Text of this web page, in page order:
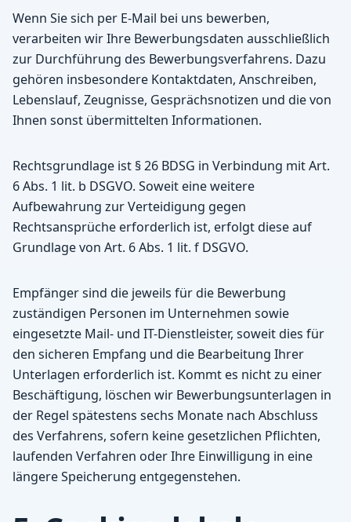
Wenn Sie sich per E-Mail bei uns bewerben,
verarbeiten wir Ihre Bewerbungsdaten ausschließlich
zur Durchführung des Bewerbungsverfahrens. Dazu
gehören insbesondere Kontaktdaten, Anschreiben,
Lebenslauf, Zeugnisse, Gesprächsnotizen und die von
Ihnen sonst übermittelten Informationen.
Rechtsgrundlage ist § 26 BDSG in Verbindung mit Art.
6 Abs. 1 lit. b DSGVO. Soweit eine weitere
Aufbewahrung zur Verteidigung gegen
Rechtsansprüche erforderlich ist, erfolgt diese auf
Grundlage von Art. 6 Abs. 1 lit. f DSGVO.
Empfänger sind die jeweils für die Bewerbung
zuständigen Personen im Unternehmen sowie
eingesetzte Mail- und IT-Dienstleister, soweit dies für
den sicheren Empfang und die Bearbeitung Ihrer
Unterlagen erforderlich ist. Kommt es nicht zu einer
Beschäftigung, löschen wir Bewerbungsunterlagen in
der Regel spätestens sechs Monate nach Abschluss
des Verfahrens, sofern keine gesetzlichen Pflichten,
laufenden Verfahren oder Ihre Einwilligung in eine
längere Speicherung entgegenstehen.